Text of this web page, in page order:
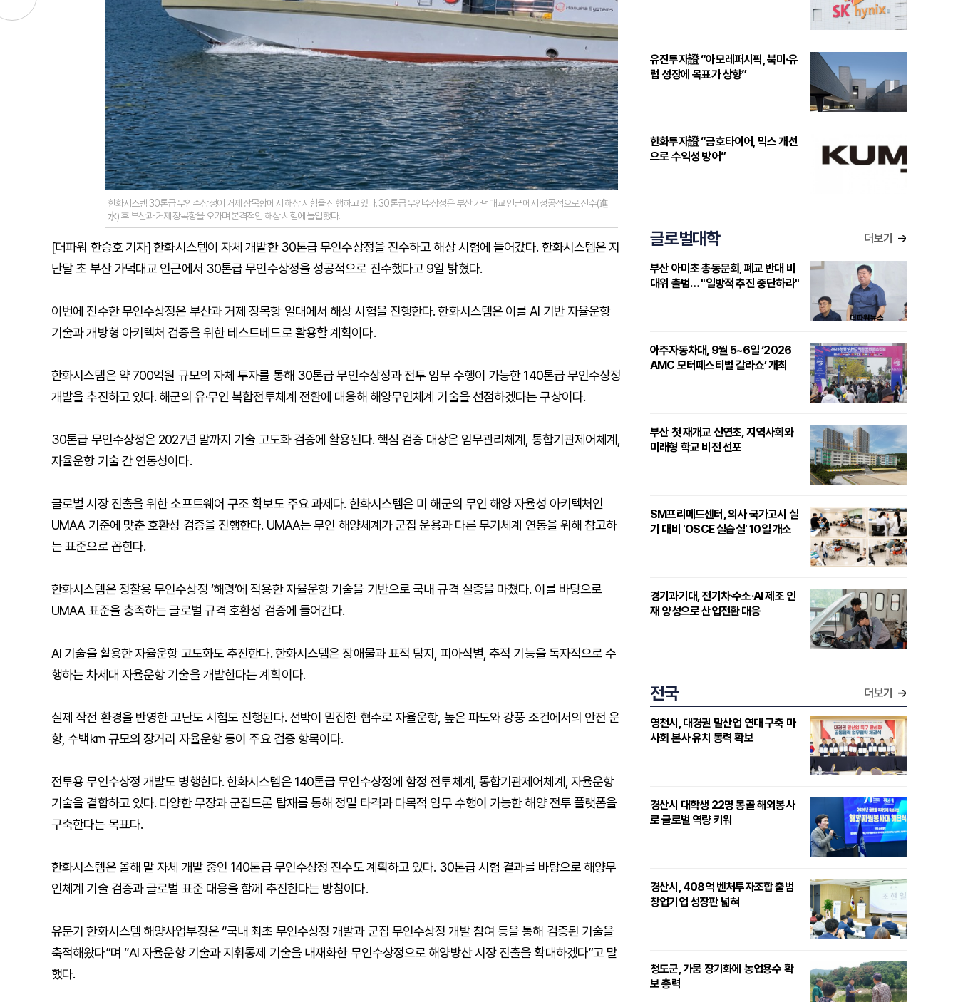
한화시스템 30톤급 무인수상정이 거제 장목항에서 해상 시험을 진행하고 있다. 30톤급 무인수상정은 부산 가덕대교 인근에서 성공적으로 진수(進
水) 후 부산과 거제 장목항을 오가며 본격적인 해상 시험에 돌입했다.
[더파워 한승호 기자] 한화시스템이 자체 개발한 30톤급 무인수상정을 진수하고 해상 시험에 들어갔다. 한화시스템은 지
난달 초 부산 가덕대교 인근에서 30톤급 무인수상정을 성공적으로 진수했다고 9일 밝혔다.
이번에 진수한 무인수상정은 부산과 거제 장목항 일대에서 해상 시험을 진행한다. 한화시스템은 이를 AI 기반 자율운항
기술과 개방형 아키텍처 검증을 위한 테스트베드로 활용할 계획이다.
한화시스템은 약 700억원 규모의 자체 투자를 통해 30톤급 무인수상정과 전투 임무 수행이 가능한 140톤급 무인수상정
개발을 추진하고 있다. 해군의 유·무인 복합전투체계 전환에 대응해 해양무인체계 기술을 선점하겠다는 구상이다.
30톤급 무인수상정은 2027년 말까지 기술 고도화 검증에 활용된다. 핵심 검증 대상은 임무관리체계, 통합기관제어체계,
자율운항 기술 간 연동성이다.
글로벌 시장 진출을 위한 소프트웨어 구조 확보도 주요 과제다. 한화시스템은 미 해군의 무인 해양 자율성 아키텍처인
UMAA 기준에 맞춘 호환성 검증을 진행한다. UMAA는 무인 해양체계가 군집 운용과 다른 무기체계 연동을 위해 참고하
는 표준으로 꼽힌다.
한화시스템은 정찰용 무인수상정 ‘해령’에 적용한 자율운항 기술을 기반으로 국내 규격 실증을 마쳤다. 이를 바탕으로
UMAA 표준을 충족하는 글로벌 규격 호환성 검증에 들어간다.
AI 기술을 활용한 자율운항 고도화도 추진한다. 한화시스템은 장애물과 표적 탐지, 피아식별, 추적 기능을 독자적으로 수
행하는 차세대 자율운항 기술을 개발한다는 계획이다.
실제 작전 환경을 반영한 고난도 시험도 진행된다. 선박이 밀집한 협수로 자율운항, 높은 파도와 강풍 조건에서의 안전 운
항, 수백km 규모의 장거리 자율운항 등이 주요 검증 항목이다.
전투용 무인수상정 개발도 병행한다. 한화시스템은 140톤급 무인수상정에 함정 전투체계, 통합기관제어체계, 자율운항
기술을 결합하고 있다. 다양한 무장과 군집드론 탑재를 통해 정밀 타격과 다목적 임무 수행이 가능한 해양 전투 플랫폼을
구축한다는 목표다.
한화시스템은 올해 말 자체 개발 중인 140톤급 무인수상정 진수도 계획하고 있다. 30톤급 시험 결과를 바탕으로 해양무
인체계 기술 검증과 글로벌 표준 대응을 함께 추진한다는 방침이다.
유문기 한화시스템 해양사업부장은 “국내 최초 무인수상정 개발과 군집 무인수상정 개발 참여 등을 통해 검증된 기술을
축적해왔다”며 “AI 자율운항 기술과 지휘통제 기술을 내재화한 무인수상정으로 해양방산 시장 진출을 확대하겠다”고 말
했다.
유진투자證 “아모레퍼시픽, 북미·유
럽 성장에 목표가 상향”
한화투자證 “금호타이어, 믹스 개선
으로 수익성 방어”
글로벌대학 더보기
부산 아미초 총동문회, 폐교 반대 비
대위 출범… "일방적 추진 중단하라"
아주자동차대, 9월 5~6일 ‘2026
AMC 모터페스티벌 갈라쇼’ 개최
부산 첫 재개교 신연초, 지역사회와
미래형 학교 비전 선포
SM프리메드센터, 의사 국가고시 실
기 대비 'OSCE 실습실' 10일 개소
경기과기대, 전기차·수소·AI 제조 인
재 양성으로 산업전환 대응
전국 더보기
영천시, 대경권 말산업 연대 구축 마
사회 본사 유치 동력 확보
경산시 대학생 22명 몽골 해외봉사
로 글로벌 역량 키워
경산시, 408억 벤처투자조합 출범
창업기업 성장판 넓혀
청도군, 가뭄 장기화에 농업용수 확
보 총력